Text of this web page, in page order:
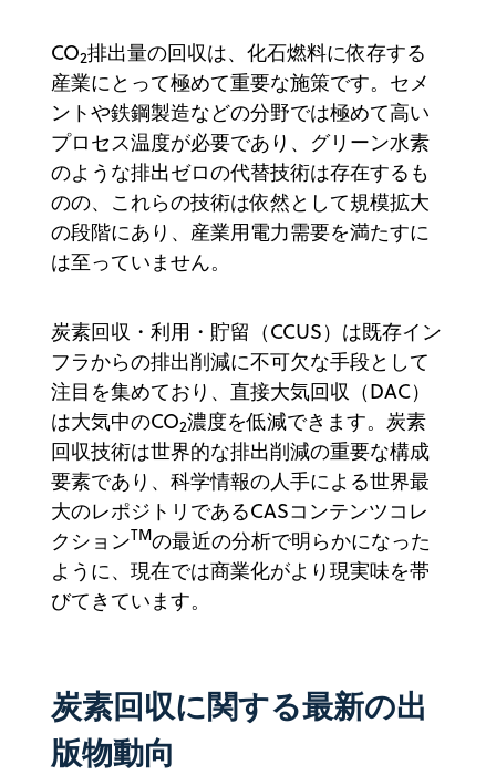
CO2排出量の回収は、化石燃料に依存する
産業にとって極めて重要な施策です。セメ
ントや鉄鋼製造などの分野では極めて高い
プロセス温度が必要であり、グリーン水素
のような排出ゼロの代替技術は存在するも
のの、これらの技術は依然として規模拡大
の段階にあり、産業用電力需要を満たすに
は至っていません。
炭素回収・利用・貯留（CCUS）は既存イン
フラからの排出削減に不可欠な手段として
注目を集めており、直接大気回収（DAC）
は大気中のCO2濃度を低減できます。炭素
回収技術は世界的な排出削減の重要な構成
要素であり、科学情報の人手による世界最
大のレポジトリであるCASコンテンツコレ
クションTMの最近の分析で明らかになった
ように、現在では商業化がより現実味を帯
びてきています。
炭素回収に関する最新の出
版物動向